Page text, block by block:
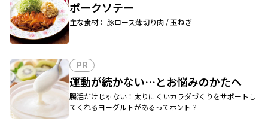
ポークソテー
主な食材： 豚ロース薄切り肉 / 玉ねぎ
PR
運動が続かない…とお悩みのかたへ
腸活だけじゃない！太りにくいカラダづくりをサポートし
てくれるヨーグルトがあるってホント？